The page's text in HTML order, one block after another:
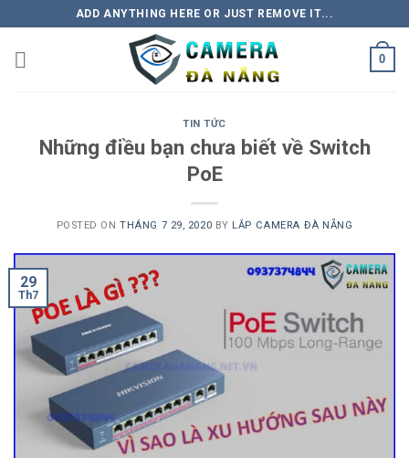
to
content
ADD ANYTHING HERE OR JUST REMOVE IT...
0
TIN TỨC
Những điều bạn chưa biết về Switch
PoE
POSTED ONTHÁNG 7 29, 2020 BY LẮP CAMERA ĐÀ NẴNG
29
Th7